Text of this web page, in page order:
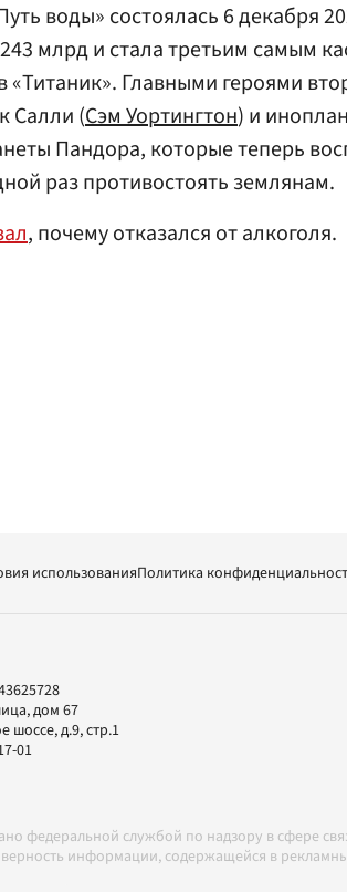
воды» состоялась 6 декабря
млрд и стала третьим самым
Главными героями
Салли (Сэм Уортингтон) и
Пандора, которые теперь
раз противостоять землянам.
, почему отказался от алкоголя.
использованияПолитика
дом 67
шоссе, д.9, стр.1
01
федеральной службой по надзору в сфере
информации, содержащейся в